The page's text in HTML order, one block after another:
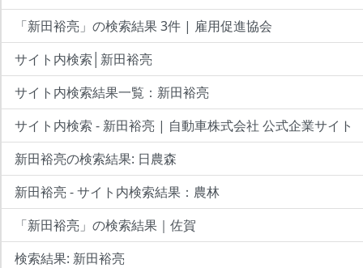
「新田裕亮」の検索結果 3件 | 雇用促進協会
サイト内検索│新田裕亮
サイト内検索結果一覧：新田裕亮
サイト内検索 - 新田裕亮 | 自動車株式会社 公式企業サイト
新田裕亮の検索結果: 日農森
新田裕亮 - サイト内検索結果：農林
「新田裕亮」の検索結果｜佐賀
検索結果: 新田裕亮